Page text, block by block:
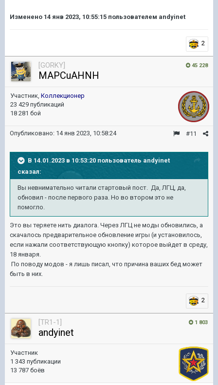
Изменено 14 янв 2023, 10:55:15 пользователем andyinet
2
45 228
[GORKY]
MAPCuAHNH
Участник, Коллекционер
23 429 публикаций
18 281 бой
#11
Опубликовано: 14 янв 2023, 10:58:24
В 14.01.2023 в 10:53:20 пользователь andyinet
сказал:
Вы невнимательно читали стартовый пост. Да, ЛГЦ, да,
обновил - после первого раза. Но во втором это не
помогло.
Это вы теряете нить диалога. Через ЛГЦ не моды обновились, а
скачалось предварительное обновление игры (и установилось,
если нажали соответствующую кнопку) которое выйдет в среду,
18 января.
По поводу модов - я лишь писал, что причина ваших бед может
быть в них.
2
1 803
[TR1-1]
andyinet
Участник
1 343 публикации
13 787 боёв